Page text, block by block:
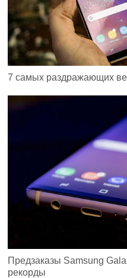
7 самых раздражающих
Предзаказы Samsung
рекорды